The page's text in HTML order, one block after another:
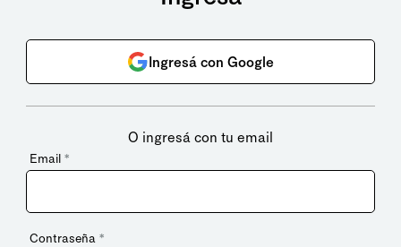
Ingresá con Google
O ingresá con tu email
Email *
Contraseña *